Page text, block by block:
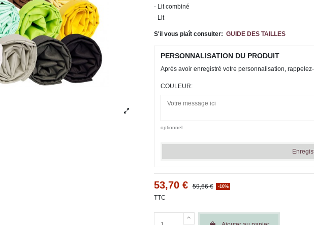
- Lit combiné
- Lit
S'il vous plaît consulter:GUIDE DES TAILLES
PERSONNALISATION DU PRODUIT
Après avoir enregistré votre personnalisation,
COULEUR:
optionnel
53,70 € 59,66 € -10%
TTC